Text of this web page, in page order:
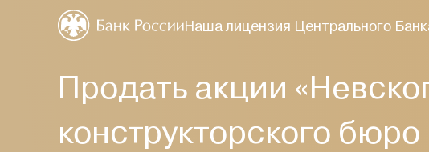
Наша лицензия Центрального
Продать акции
конструкторского